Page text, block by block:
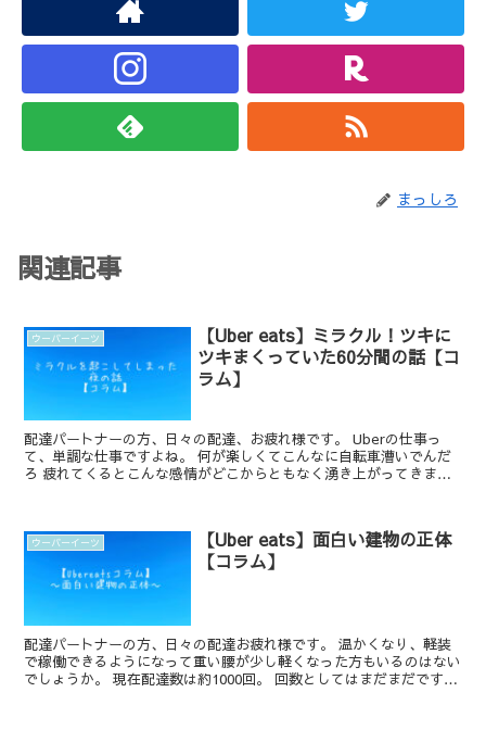
まっしろ
関連記事
ウーバーイーツ
【Uber eats】ミラクル！ツキに
ツキまくっていた60分間の話【コ
ラム】
配達パートナーの方、日々の配達、お疲れ様です。 Uberの仕事っ
て、単調な仕事ですよね。 何が楽しくてこんなに自転車漕いでんだ
ろ 疲れてくるとこんな感情がどこからともなく湧き上がってきま
ウーバーイーツ
【Uber eats】面白い建物の正体
【コラム】
配達パートナーの方、日々の配達お疲れ様です。 温かくなり、軽装
で稼働できるようになって重い腰が少し軽くなった方もいるのはない
でしょうか。 現在配達数は約1000回。 回数としてはまだまだです